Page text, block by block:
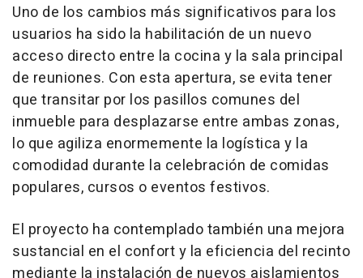
Uno de los cambios más significativos para los
usuarios ha sido la habilitación de un nuevo
acceso directo entre la cocina y la sala principal
de reuniones. Con esta apertura, se evita tener
que transitar por los pasillos comunes del
inmueble para desplazarse entre ambas zonas,
lo que agiliza enormemente la logística y la
comodidad durante la celebración de comidas
populares, cursos o eventos festivos.
El proyecto ha contemplado también una mejora
sustancial en el confort y la eficiencia del recinto
mediante la instalación de nuevos aislamientos